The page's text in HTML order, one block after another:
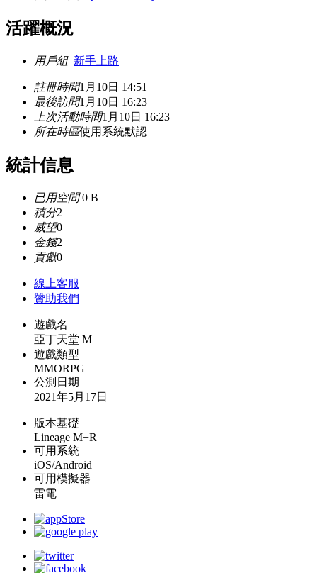
活躍概況
用戶組 新手上路
註冊時間1月10日 14:51
最後訪問1月10日 16:23
上次活動時間1月10日 16:23
所在時區使用系統默認
統計信息
已用空間0 B
積分2
威望0
金錢2
貢獻0
線上客服
贊助我們
遊戲名
亞丁天堂 M
遊戲類型
MMORPG
公測日期
2021年5月17日
版本基礎
Lineage M+R
可用系統
iOS/Android
可用模擬器
雷電